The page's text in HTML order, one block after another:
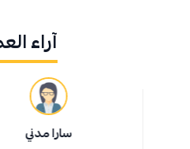
آراء
سارا مدني